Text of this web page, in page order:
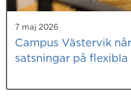
7 maj 2026
Campus Västervik
satsningar på